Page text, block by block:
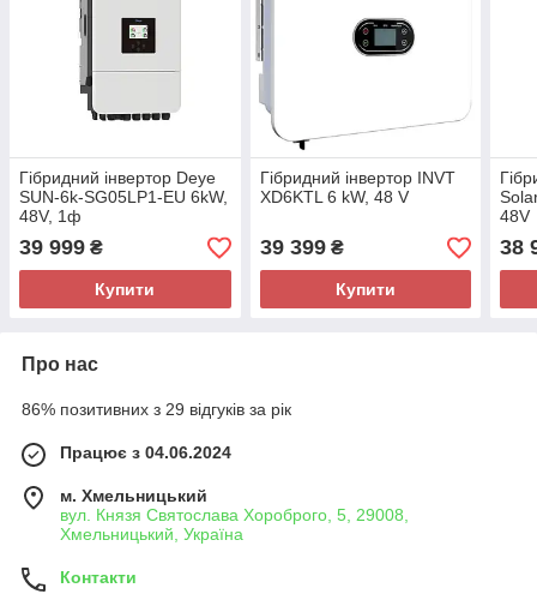
Гібридний інвертор Deye
SUN-6k-SG05LP1-EU 6kW,
48V, 1ф
39 999 ₴
Купити
Гібридний інвертор INVT
XD6KTL 6 kW, 48 V
39 399₴
Купити
48V
38
Про нас
86% позитивних з 29 відгуків за рік
Працює з 04.06.2024
м. Хмельницький
вул. Князя Святослава Хороброго, 5, 29008,
Хмельницький, Україна
Контакти